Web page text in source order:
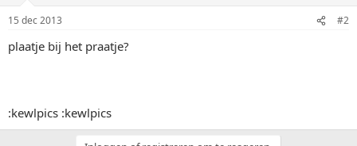
15 dec 2013 #2
plaatje bij het praatje?
:kewlpics :kewlpics